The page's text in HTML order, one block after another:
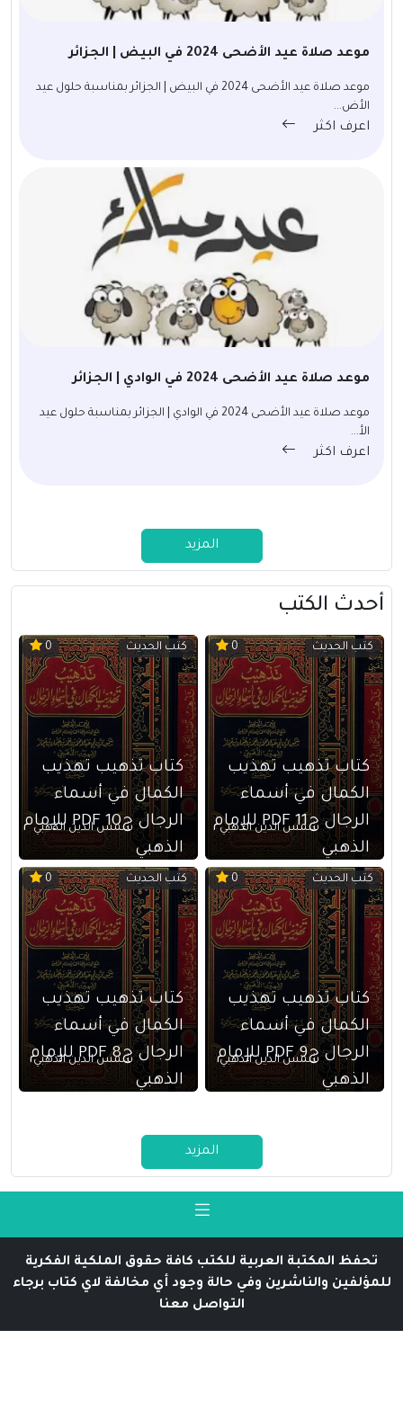
موعد صلاة عيد الأضحى 2024 في البيض | الجزائر
موعد صلاة عيد الأضحى 2024 في البيض | الجزائر بمناسبة حلول عيد
الأض...
اعرف اكثر
موعد صلاة عيد الأضحى 2024 في الوادي | الجزائر
موعد صلاة عيد الأضحى 2024 في الوادي | الجزائر بمناسبة حلول عيد
الأ...
اعرف اكثر
المزيد
أحدث الكتب
كتب الحديث 0
كتاب تذهيب تهذيب
الكمال في أسماء
الرجال ج11 PDF للإمام
الذهبي
شمس الدين الذهبي
كتب الحديث 0
كتاب تذهيب تهذيب
الكمال في أسماء
الرجال ج10 PDF للإمام
الذهبي
شمس الدين الذهبي
كتب الحديث 0
كتاب تذهيب تهذيب
الكمال في أسماء
الرجال ج9 PDF للإمام
الذهبي
شمس الدين الذهبي
كتب الحديث 0
كتاب تذهيب تهذيب
الكمال في أسماء
الرجال ج8 PDF للإمام
الذهبي
شمس الدين الذهبي
المزيد
تحفظ المكتبة العربية للكتب كافة حقوق الملكية الفكرية
للمؤلفين والناشرين وفي حالة وجود أي مخالفة لاي كتاب برجاء
التواصل معنا